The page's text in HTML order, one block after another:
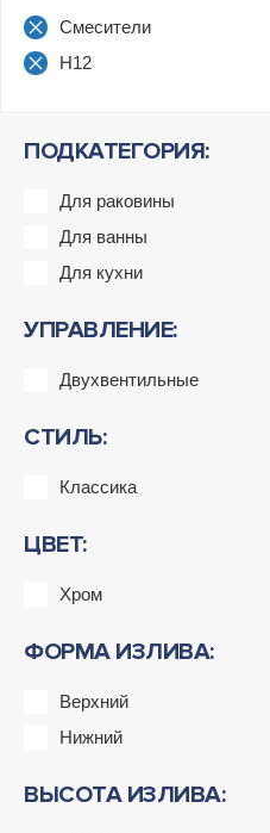
Смесители
H12
ПОДКАТЕГОРИЯ:
Для раковины
Для ванны
Для кухни
УПРАВЛЕНИЕ:
Двухвентильные
СТИЛЬ:
Классика
ЦВЕТ:
Хром
ФОРМА ИЗЛИВА:
Верхний
Нижний
ВЫСОТА ИЗЛИВА: